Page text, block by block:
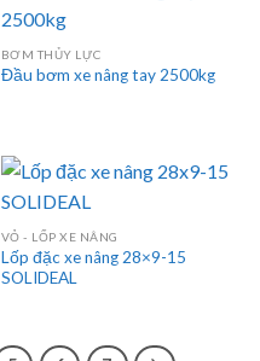
BƠM THỦY LỰC
Đầu bơm xe nâng tay 2500kg
VỎ - LỐP XE NÂNG
Lốp đặc xe nâng 28×9-15
SOLIDEAL